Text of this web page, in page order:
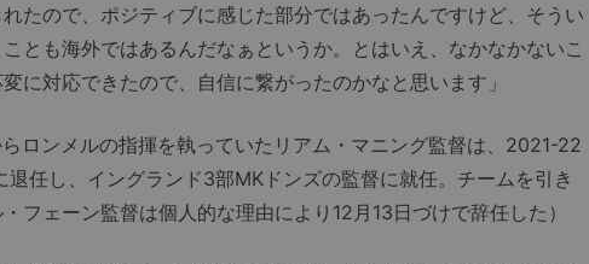
たので、ポジティブに感じた部分ではあったんですけど、そうい
とも海外ではあるんだなぁというか。とはいえ、なかなかないこ
に対応できたので、自信に繋がったのかなと思います」
ロンメルの指揮を執っていたリアム・マニング監督は、2021-22
任し、イングランド3部MKドンズの監督に就任。チームを引き
フェーン監督は個人的な理由により12月13日づけで辞任した）